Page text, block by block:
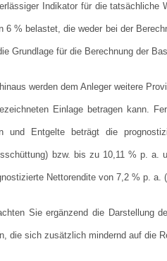
Indikator für die tatsächliche
6 % belastet, die weder bei der
Grundlage für die Berechnung der
werden dem Anleger weitere
Einlage betragen kann.
und Entgelte beträgt die
bzw. bis zu 10,11 % p. a.
Nettorendite von 7,2 % p.
Sie ergänzend die Darstellung
die sich zusätzlich mindernd auf die